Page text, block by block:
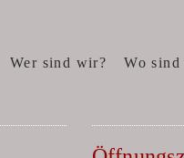
Wer sind wir? Wo